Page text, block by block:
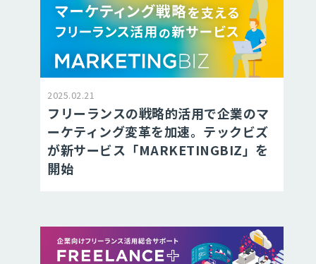
2025.02.21
フリーランスの戦略的活用で企業のマ
ーケティング変革を加速。テックビズ
が新サービス「MARKETINGBIZ」を
開始